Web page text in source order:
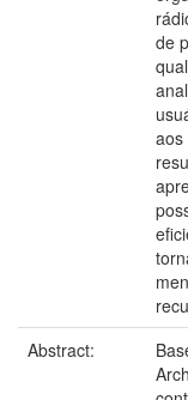
de
aos
Abstract: